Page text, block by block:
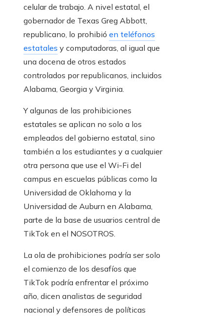
celular de trabajo. A nivel estatal, el
gobernador de Texas Greg Abbott,
republicano, lo prohibió en teléfonos
estatales y computadoras, al igual que
una docena de otros estados
controlados por republicanos, incluidos
Alabama, Georgia y Virginia.
Y algunas de las prohibiciones
estatales se aplican no solo a los
empleados del gobierno estatal, sino
también a los estudiantes y a cualquier
otra persona que use el Wi-Fi del
campus en escuelas públicas como la
Universidad de Oklahoma y la
Universidad de Auburn en Alabama,
parte de la base de usuarios central de
TikTok en el NOSOTROS.
La ola de prohibiciones podría ser solo
el comienzo de los desafíos que
TikTok podría enfrentar el próximo
año, dicen analistas de seguridad
nacional y defensores de políticas